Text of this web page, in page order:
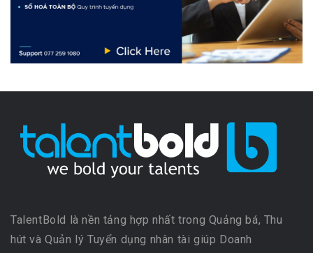
TalentBold là nền tảng hợp nhất trong Quảng bá, Thu
hút và Quản lý Tuyển dụng nhân tài giúp Doanh